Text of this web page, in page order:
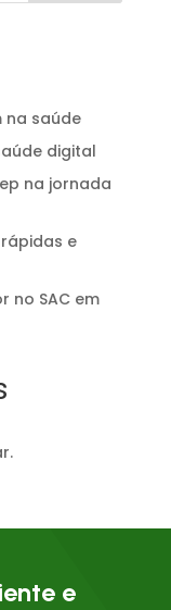
na saúde
digital
na jornada
e
no SAC em
e